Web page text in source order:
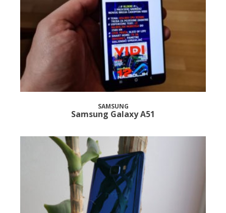
SAMSUNG
Samsung Galaxy A51